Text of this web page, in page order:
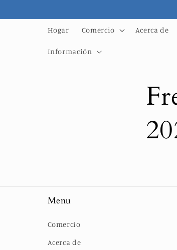
al contenido
Hogar Comercio Acerca de
Información
Menu
Comercio
Acerca de